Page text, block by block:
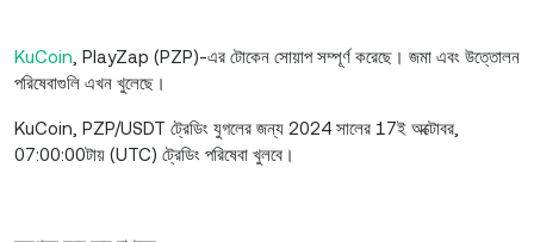
KuCoin , PlayZap (PZP)-এর টোকেন সোয়াপ সম্পূর্ণ করেছে। জমা এবং উত্তোলন
পরিষেবাগুলি এখন খুলেছে।
KuCoin, PZP/USDT ট্রেডিং যুগলের জন্য 2024 সালের 17ই অক্টোবর,
07:00:00টায় (UTC) ট্রেডিং পরিষেবা খুলবে।